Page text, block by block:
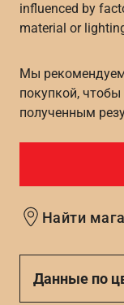
influenced by
material or
Мы рекомендуем
покупкой,
полученным
Найти
Данные по